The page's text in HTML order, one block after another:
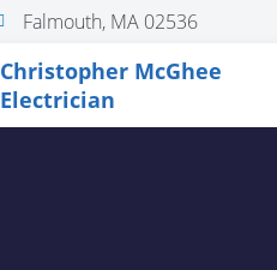
Falmouth, MA 02536
Christopher McGhee
Electrician